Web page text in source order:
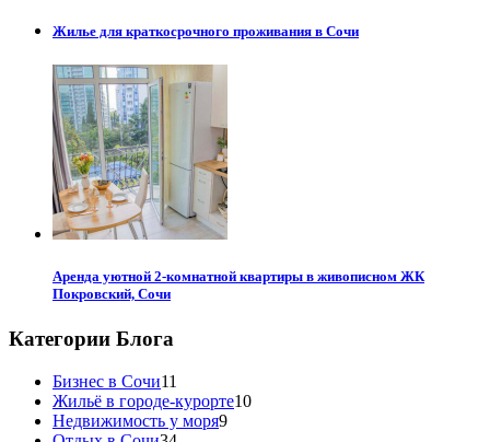
Жилье для краткосрочного проживания в Сочи
Аренда уютной 2-комнатной квартиры в живописном ЖК
Покровский, Сочи
Категории Блога
Бизнес в Сочи11
Жильё в городе-курорте10
Недвижимость у моря9